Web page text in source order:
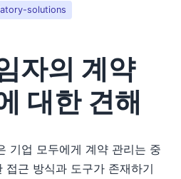
solutions
자의 계약
대한 견해
기업 모두에게 계약 관리는 중
접근 방식과 도구가 존재하기